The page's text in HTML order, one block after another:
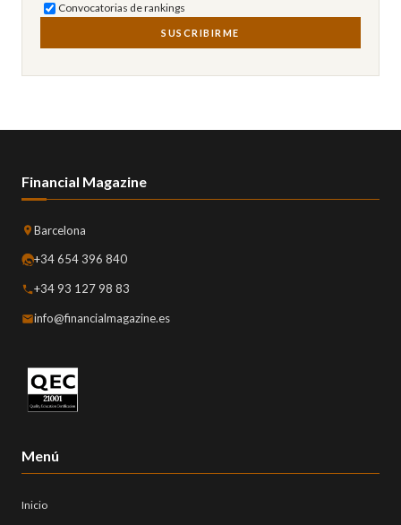
Convocatorias de rankings
SUSCRIBIRME
Financial Magazine
Barcelona
+34 654 396 840
+34 93 127 98 83
info@financialmagazine.es
Menú
Inicio